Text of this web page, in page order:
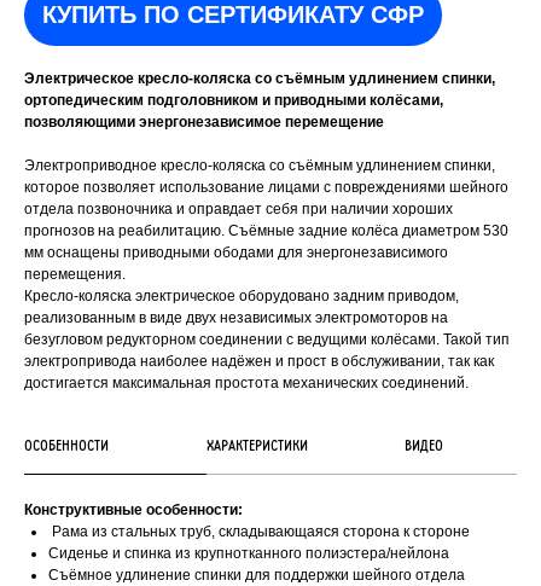
КУПИТЬ ПО СЕРТИФИКАТУ СФР
Электрическое кресло-коляска со съёмным удлинением спинки,
ортопедическим подголовником и приводными колёсами,
позволяющими энергонезависимое перемещение
Электроприводное кресло-коляска со съёмным удлинением спинки,
которое позволяет использование лицами с повреждениями шейного
отдела позвоночника и оправдает себя при наличии хороших
прогнозов на реабилитацию. Съёмные задние колёса диаметром 530
мм оснащены приводными ободами для энергонезависимого
перемещения.
Кресло-коляска электрическое оборудовано задним приводом,
реализованным в виде двух независимых электромоторов на
безугловом редукторном соединении с ведущими колёсами. Такой тип
электропривода наиболее надёжен и прост в обслуживании, так как
достигается максимальная простота механических соединений.
ОСОБЕННОСТИ ХАРАКТЕРИСТИКИ ВИДЕО
Конструктивные особенности:
Рама из стальных труб, складывающаяся сторона к стороне
Сиденье и спинка из крупнотканного полиэстера/нейлона
Съёмное удлинение спинки для поддержки шейного отдела